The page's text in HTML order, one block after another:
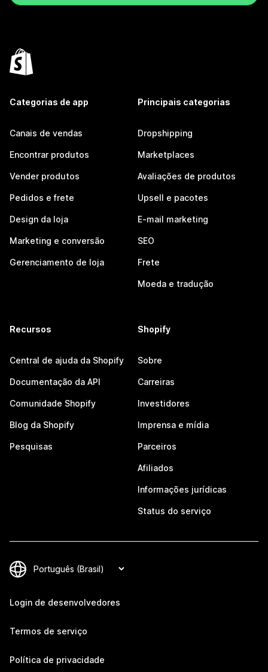
Categorias de app
Canais de vendas
Encontrar produtos
Vender produtos
Pedidos e frete
Design da loja
Marketing e conversão
Gerenciamento de loja
Principais categorias
Dropshipping
Marketplaces
Avaliações de produtos
Upsell e pacotes
E-mail marketing
SEO
Frete
Moeda e tradução
Recursos
Central de ajuda da Shopify
Documentação da API
Comunidade Shopify
Blog da Shopify
Pesquisas
Shopify
Sobre
Carreiras
Investidores
Imprensa e mídia
Parceiros
Afiliados
Informações jurídicas
Status do serviço
Login de desenvolvedores
Termos de serviço
Política de privacidade